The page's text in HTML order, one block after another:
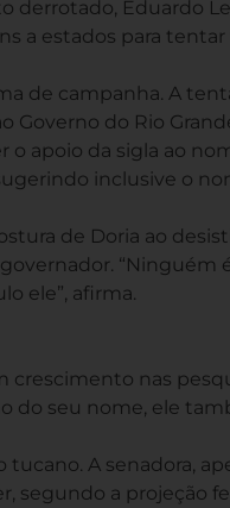
Eduardo
a estados para tentar
de campanha. A
Governo do Rio
o apoio da sigla ao
inclusive o
de Doria ao
“Ninguém
ele”, afirma.
crescimento nas
do seu nome, ele
A senadora,
segundo a projeção